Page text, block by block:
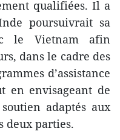
qualifiées. Il a
poursuivrait sa
le Vietnam afin
dans le cadre des
d’assistance
en envisageant de
adaptés aux
deux parties.